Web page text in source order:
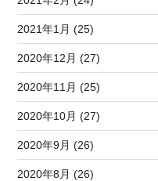
2021年1月 (25)
2020年12月 (27)
2020年11月 (25)
2020年10月 (27)
2020年9月 (26)
2020年8月 (26)